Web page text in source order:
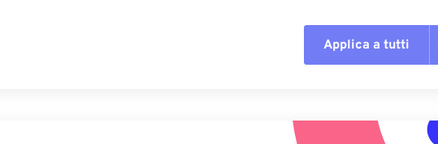
Applica a tutti
Applica da preimpostazione